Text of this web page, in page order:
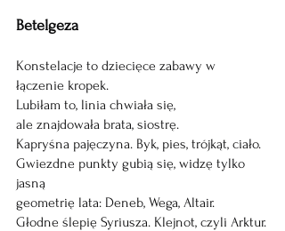
Betelgeza
Konstelacje to dziecięce zabawy w
łączenie kropek.
Lubiłam to, linia chwiała się,
ale znajdowała brata, siostrę.
Kapryśna pajęczyna. Byk, pies, trójkąt, ciało.
Gwiezdne punkty gubią się, widzę tylko
jasną
geometrię lata: Deneb, Wega, Altair.
Głodne ślepię Syriusza. Klejnot, czyli Arktur.